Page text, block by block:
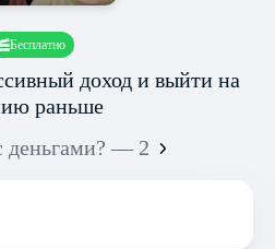
Бесплатно
доход и выйти на
раньше
деньгами? — 2